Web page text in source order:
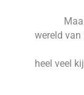
Maak
heel veel